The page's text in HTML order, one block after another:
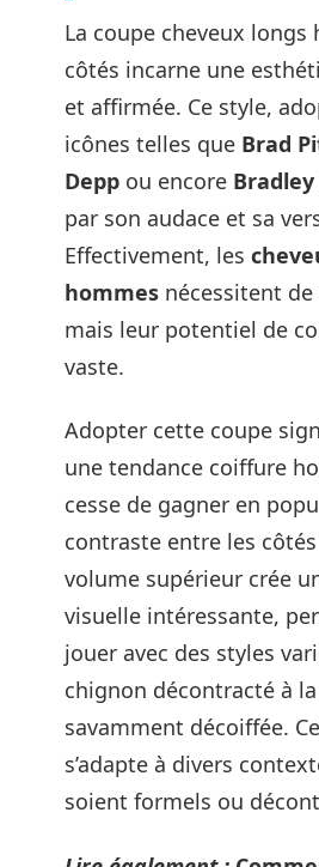
La coupe cheveux longs
côtés incarne une
et affirmée. Ce style,
icônes telles que Brad
Depp ou encore
par son audace et sa
Effectivement, les
hommes nécessitent de
mais leur potentiel de
vaste.
Adopter cette coupe
une tendance coiffure
cesse de gagner en
contraste entre les
volume supérieur crée
visuelle intéressante,
jouer avec des styles
chignon décontracté à
savamment décoiffée.
s’adapte à divers
soient formels ou